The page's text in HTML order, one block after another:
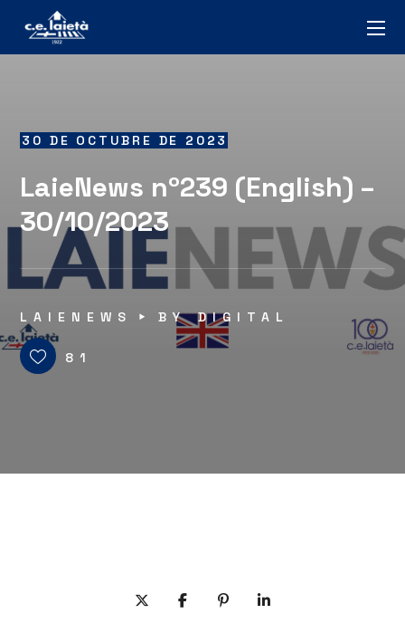
30 DE OCTUBRE DE 2023
LaieNews nº239 (English) –
30/10/2023
LAIENEWS BYDIGITAL
81